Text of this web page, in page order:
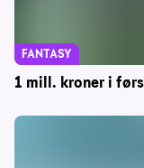
1 mill. kroner i
FANTASY